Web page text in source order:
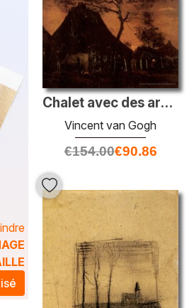
Chalet avec des arbres
Vincent van Gogh
€154.00€90.86